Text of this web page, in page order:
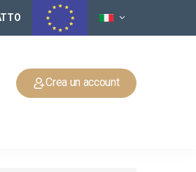
Crea un account